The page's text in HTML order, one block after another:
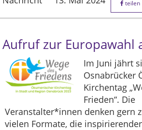
teilen
Aufruf zur Europawahl
Im Juni jährt
Osnabrücker
Kirchentag
Frieden“. Die
Veranstalter*innen denken gern
vielen Formate, die